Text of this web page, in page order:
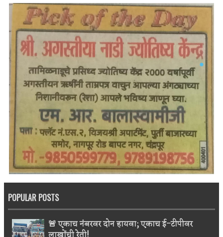
POPULAR POSTS
🚨 एकाच नंबरवर दोन हायवा; एकाच ई-टीपीवर